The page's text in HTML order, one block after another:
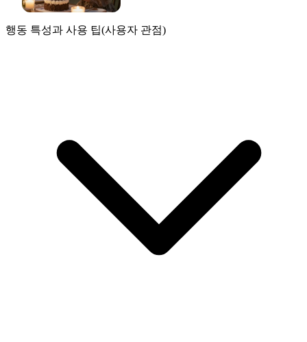
행동 특성과 사용 팁(사용자 관점)